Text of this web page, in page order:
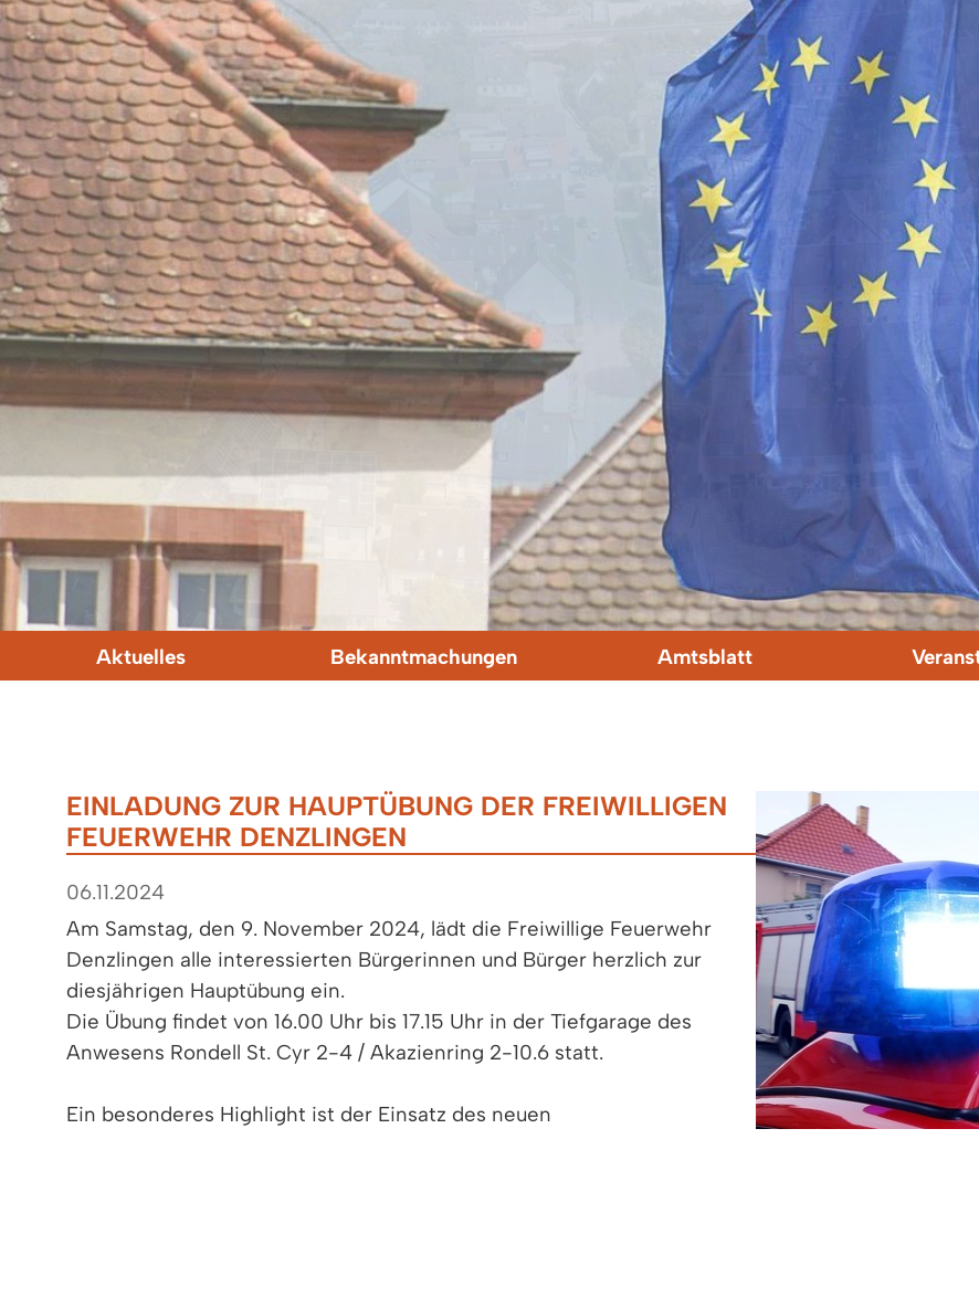
Aktuelles Bekanntmachungen Amtsblatt
EINLADUNG ZUR HAUPTÜBUNG DER FREIWILLIGEN
FEUERWEHR DENZLINGEN
06.11.2024
Am Samstag, den 9. November 2024, lädt die Freiwillige Feuerwehr
Denzlingen alle interessierten Bürgerinnen und Bürger herzlich zur
diesjährigen Hauptübung ein.
Die Übung findet von 16.00 Uhr bis 17.15 Uhr in der Tiefgarage des
Anwesens Rondell St. Cyr 2-4 / Akazienring 2-10.6 statt.
Ein besonderes Highlight ist der Einsatz des neuen